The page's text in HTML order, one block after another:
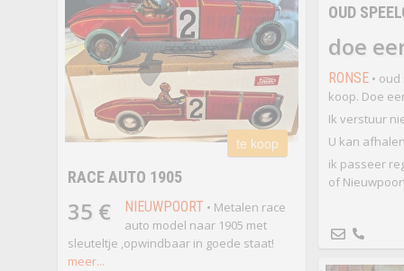
OUD
doe
RONSE• oud
koop. Doe
Ik verstuur
U kan
ik passeer
of
te koop
RACE AUTO 1905
35 € NIEUWPOORT • Metalen race
auto model naar 1905 met
sleuteltje ,opwindbaar in goede staat!
meer...